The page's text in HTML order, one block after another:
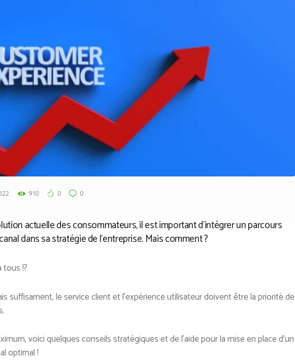
910 0 0
actuelle des consommateurs, il est important d’intégrer un parcours
dans sa stratégie de l’entreprise. Mais comment ?
!?
suffisament, le service client et l’expérience utilisateur doivent être la priorité de
voici quelques conseils stratégiques et de l’aide pour la mise en place d’un
optimal !